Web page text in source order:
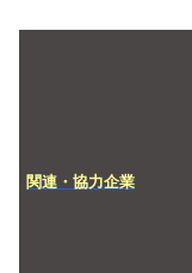
関連・協力企業